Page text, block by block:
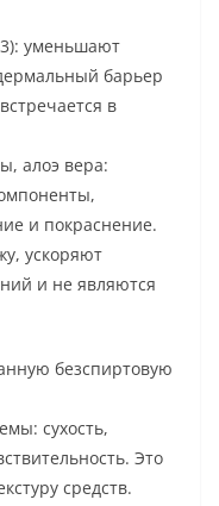
уменьшают
барьер
в
алоэ вера:
и покраснение.
ускоряют
и не являются
безспиртовую
сухость,
Это
средств.